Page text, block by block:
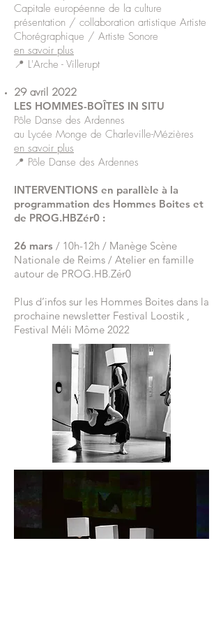
Capitale européenne de la culture
présentation / collaboration artistique Artiste
Chorégraphique / Artiste Sonore
en savoir plus
📍 L'Arche - Villerupt
29 avril 2022
LES HOMMES-BOÎTES IN SITU
Pôle Danse des Ardennes
au Lycée Monge de Charleville-Mézières
en savoir plus
📍 Pôle Danse des Ardennes
INTERVENTIONS en parallèle à la
programmation des Hommes Boites et
de PROG.HBZér0 :
26 mars / 10h-12h / Manège Scène
Nationale de Reims / Atelier en famille
autour de PROG.HB.Zér0
Plus d’infos sur les Hommes Boites dans la
prochaine newsletter Festival Loostik ,
Festival Méli Môme 2022